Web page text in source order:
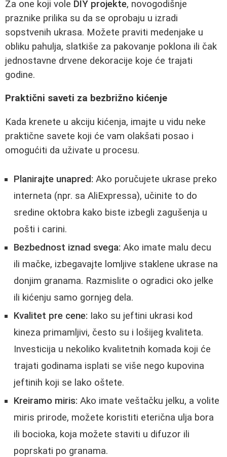
Za one koji vole DIY projekte, novogodišnje
praznike prilika su da se oprobaju u izradi
sopstvenih ukrasa. Možete praviti medenjake u
obliku pahulja, slatkiše za pakovanje poklona ili čak
jednostavne drvene dekoracije koje će trajati
godine.
Praktični saveti za bezbrižno kićenje
Kada krenete u akciju kićenja, imajte u vidu neke
praktične savete koji će vam olakšati posao i
omogućiti da uživate u procesu.
Planirajte unapred: Ako poručujete ukrase preko
interneta (npr. sa AliExpressa), učinite to do
sredine oktobra kako biste izbegli zagušenja u
pošti i carini.
Bezbednost iznad svega: Ako imate malu decu
ili mačke, izbegavajte lomljive staklene ukrase na
donjim granama. Razmislite o ogradici oko jelke
ili kićenju samo gornjeg dela.
Kvalitet pre cene: Iako su jeftini ukrasi kod
kineza primamljivi, često su i lošijeg kvaliteta.
Investicija u nekoliko kvalitetnih komada koji će
trajati godinama isplati se više nego kupovina
jeftinih koji se lako oštete.
Kreiramo miris: Ako imate veštačku jelku, a volite
miris prirode, možete koristiti eterična ulja bora
ili bocioka, koja možete staviti u difuzor ili
poprskati po granama.